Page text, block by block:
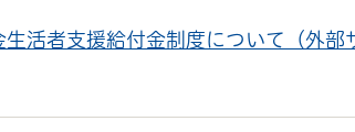
活者支援給付金制度について（外部